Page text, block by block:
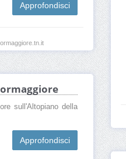
Approfondisci
sull'Altopiano della
Approfondisci